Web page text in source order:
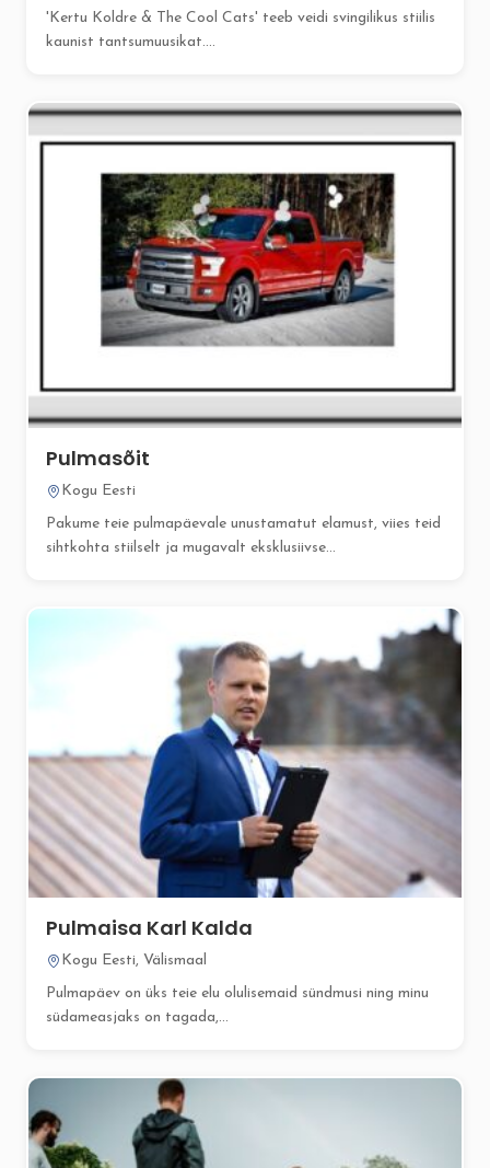
'Kertu Koldre & The Cool Cats' teeb veidi svingilikus stiilis
kaunist tantsumuusikat....
Pulmasõit
Kogu Eesti
Pakume teie pulmapäevale unustamatut elamust, viies teid
sihtkohta stiilselt ja mugavalt eksklusiivse...
Pulmaisa Karl Kalda
Kogu Eesti, Välismaal
Pulmapäev on üks teie elu olulisemaid sündmusi ning minu
südameasjaks on tagada,...